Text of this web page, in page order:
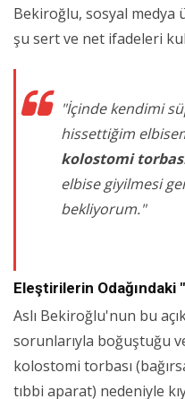
Bekiroğlu, sosyal medya
şu sert ve net ifadeleri
"İçinde kendimi
hissettiğim
kolostomi torbası
elbise giyilmesi
bekliyorum."
Eleştirilerin Odağındaki
Aslı Bekiroğlu'nun bu
sorunlarıyla boğuştuğu
kolostomi torbası
tıbbi aparat) nedeniyle